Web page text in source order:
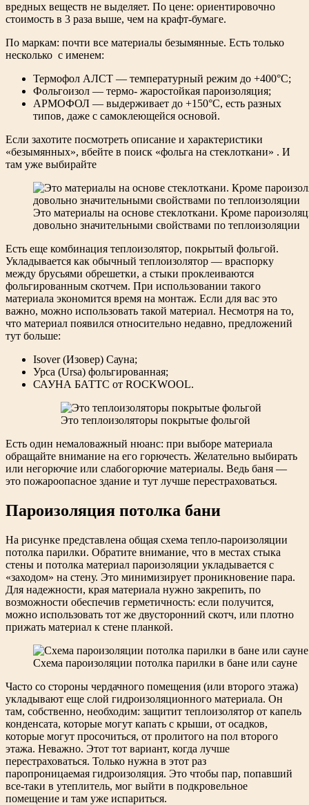
вредных веществ не выделяет. По цене: ориентировочно
стоимость в 3 раза выше, чем на крафт-бумаге.
По маркам: почти все материалы безымянные. Есть только
несколько с именем:
Термофол АЛСТ — температурный режим до +400°C;
Фольгоизол — термо- жаростойкая пароизоляция;
АРМОФОЛ — выдерживает до +150°C, есть разных
типов, даже с самоклеющейся основой.
Если захотите посмотреть описание и характеристики
«безымянных», вбейте в поиск «фольга на стеклоткани» . И
там уже выбирайте
Это материалы на основе стеклоткани. Кроме
довольно значительными свойствами по теплоизоляции
Есть еще комбинация теплоизолятор, покрытый фольгой.
Укладывается как обычный теплоизолятор — враспорку
между брусьями обрешетки, а стыки проклеиваются
фольгированным скотчем. При использовании такого
материала экономится время на монтаж. Если для вас это
важно, можно использовать такой материал. Несмотря на то,
что материал появился относительно недавно, предложений
тут больше:
Isover (Изовер) Сауна;
Урса (Ursa) фольгированная;
САУНА БАТТС от ROCKWOOL.
Это теплоизоляторы покрытые фольгой
Есть один немаловажный нюанс: при выборе материала
обращайте внимание на его горючесть. Желательно выбирать
или негорючие или слабогорючие материалы. Ведь баня —
это пожароопасное здание и тут лучше перестраховаться.
Пароизоляция потолка бани
На рисунке представлена общая схема тепло-пароизоляции
потолка парилки. Обратите внимание, что в местах стыка
стены и потолка материал пароизоляции укладывается с
«заходом» на стену. Это минимизирует проникновение пара.
Для надежности, края материала нужно закрепить, по
возможности обеспечив герметичность: если получится,
можно использовать тот же двусторонний скотч, или плотно
прижать материал к стене планкой.
Схема пароизоляции потолка парилки в бане или сауне
Часто со стороны чердачного помещения (или второго этажа)
укладывают еще слой гидроизоляционного материала. Он
там, собственно, необходим: защитит теплоизолятор от капель
конденсата, которые могут капать с крыши, от осадков,
которые могут просочиться, от пролитого на пол второго
этажа. Неважно. Этот тот вариант, когда лучше
перестраховаться. Только нужна в этот раз
паропроницаемая гидроизоляция. Это чтобы пар, попавший
все-таки в утеплитель, мог выйти в подкровельное
помещение и там уже испариться.